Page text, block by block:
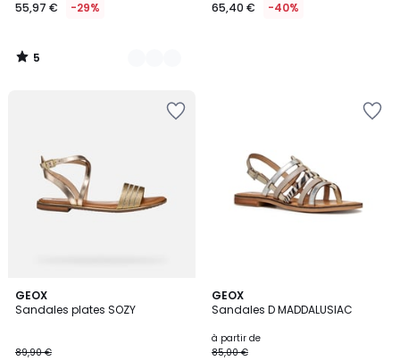
55,97 € -29%
5
/
65,40 € -40%
GEOX
Sandales plates SOZY
89,90 €
4
/
2
Couleurs
GEOX
Sandales D MADDALUSIAC
à partir de
85,00 €
5
/
2
Couleurs